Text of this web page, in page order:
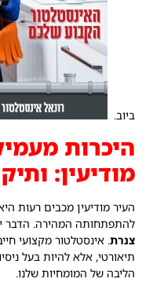
ביוב.
היכרות
מודיעין:
העיר מודיעין מכבים רעות
להתפתחותה המהירה. הדבר
צנרת. אינסטלטור מקצועי
תיאורטי, אלא להיות בעל
הליבה של המומחיות שלנו.